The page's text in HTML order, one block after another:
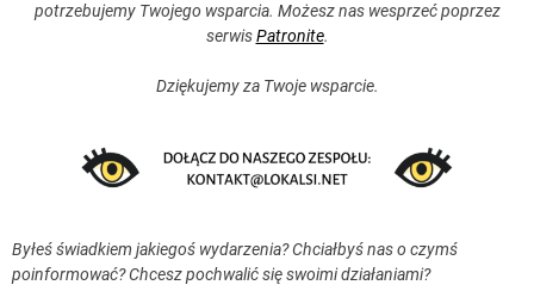
potrzebujemy Twojego wsparcia. Możesz nas wesprzeć poprzez
serwisPatronite.
Dziękujemy za Twoje wsparcie.
Byłeś świadkiem jakiegoś wydarzenia? Chciałbyś nas o czymś
poinformować? Chcesz pochwalić się swoimi działaniami?